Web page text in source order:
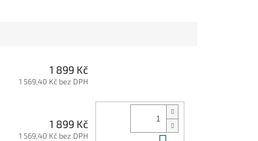
1 899 Kč
1 569,40 Kč bez DPH
1 899 Kč
1 569,40 Kč bez DPH